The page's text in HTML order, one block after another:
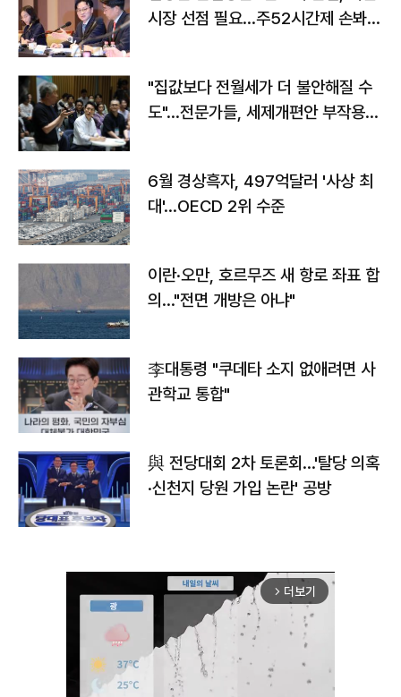
시장 선점 필요…주52시간제 손봐
"집값보다 전월세가 더 불안해질 수
도"…전문가들, 세제개편안 부작용
6월 경상흑자, 497억달러 '사상 최
대'…OECD 2위 수준
이란·오만, 호르무즈 새 항로 좌표 합
의…"전면 개방은 아냐"
李대통령 "쿠데타 소지 없애려면 사
관학교 통합"
與 전당대회 2차 토론회…'탈당 의혹
·신천지 당원 가입 논란' 공방
arrow_forward_ios 더보기